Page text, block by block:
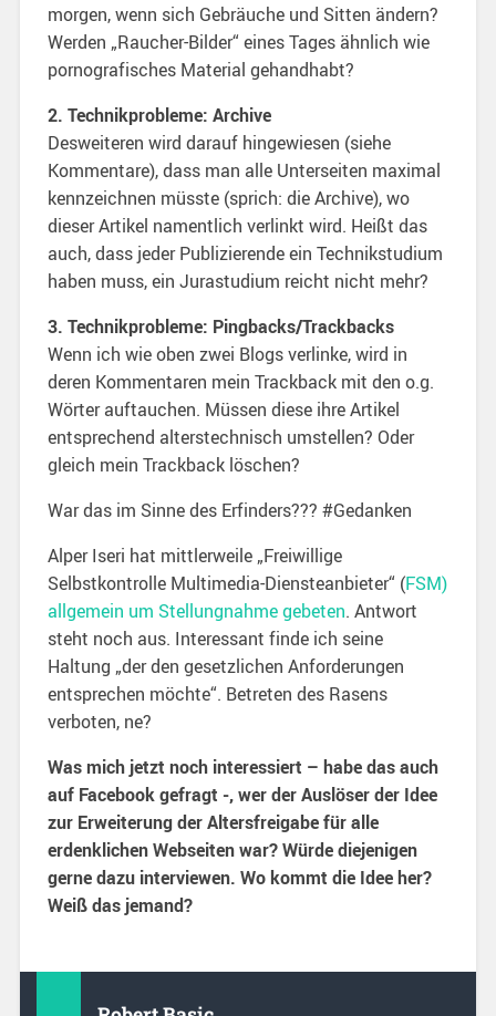
morgen, wenn sich Gebräuche und Sitten ändern?
Werden „Raucher-Bilder“ eines Tages ähnlich wie
pornografisches Material gehandhabt?
2. Technikprobleme: Archive
Desweiteren wird darauf hingewiesen (siehe
Kommentare), dass man alle Unterseiten maximal
kennzeichnen müsste (sprich: die Archive), wo
dieser Artikel namentlich verlinkt wird. Heißt das
auch, dass jeder Publizierende ein Technikstudium
haben muss, ein Jurastudium reicht nicht mehr?
3. Technikprobleme: Pingbacks/Trackbacks
Wenn ich wie oben zwei Blogs verlinke, wird in
deren Kommentaren mein Trackback mit den o.g.
Wörter auftauchen. Müssen diese ihre Artikel
entsprechend alterstechnisch umstellen? Oder
gleich mein Trackback löschen?
War das im Sinne des Erfinders??? #Gedanken
Alper Iseri hat mittlerweile „Freiwillige
Selbstkontrolle Multimedia-Diensteanbieter“ (FSM)
allgemein um Stellungnahme gebeten. Antwort
steht noch aus. Interessant finde ich seine
Haltung „der den gesetzlichen Anforderungen
entsprechen möchte“. Betreten des Rasens
verboten, ne?
Was mich jetzt noch interessiert – habe das auch
auf Facebook gefragt -, wer der Auslöser der Idee
zur Erweiterung der Altersfreigabe für alle
erdenklichen Webseiten war? Würde diejenigen
gerne dazu interviewen. Wo kommt die Idee her?
Weiß das jemand?